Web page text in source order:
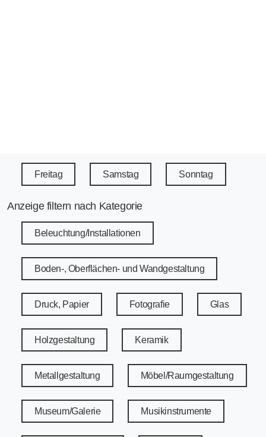
Freitag Samstag Sonntag
Anzeige filtern nach Kategorie
Beleuchtung/Installationen
Boden-, Oberflächen- und Wandgestaltung
Druck, Papier Fotografie Glas
Holzgestaltung Keramik
Metallgestaltung Möbel/Raumgestaltung
Museum/Galerie Musikinstrumente